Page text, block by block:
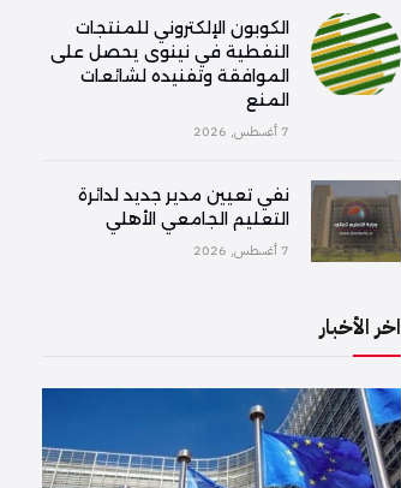
الكوبون الإلكتروني للمنتجات
النفطية في نينوى يحصل على
الموافقة وتفنيده لشائعات
المنع
7 أغسطس, 2026
نفي تعيين مدير جديد لدائرة
التعليم الجامعي الأهلي
7 أغسطس, 2026
اخر الأخبار